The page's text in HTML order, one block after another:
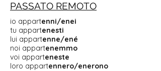
PASSATO REMOTO
io appartenni/enei
tu appartenesti
lui appartenne/ené
noi appartenemmo
voi apparteneste
loro appartennero/enerono